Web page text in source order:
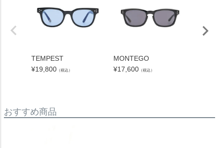
TEMPEST
¥19,800 （税込）
MONTEGO
¥17,600 （税込）
おすすめ商品